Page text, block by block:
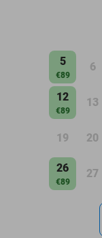
5
€89
6
12
€89
13
19 20
26
€89
27